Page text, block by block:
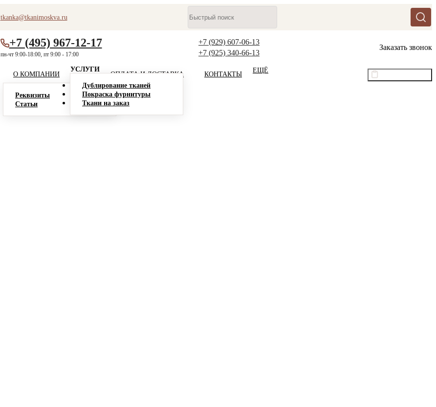
tkanka@tkanimoskva.ru
+7 (495) 967-12-17
пн-чт 9:00-18:00, пт 9:00 - 17:00
+7 (929) 607-06-13
+7 (925) 340-66-13
Заказать звонок
О КОМПАНИИ
Реквизиты
Статьи
УСЛУГИ
Дублирование тканей
Покраска фурнитуры
Ткани на заказ
ОПЛАТА И ДОСТАВКА КОНТАКТЫ
ЕЩЁ